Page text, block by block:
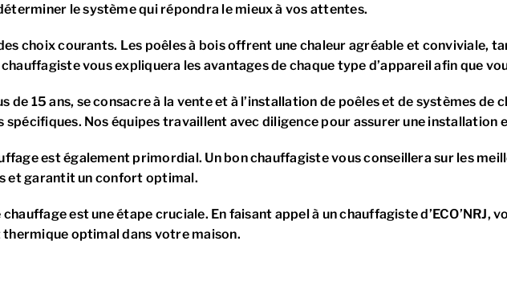
le système qui répondra le mieux à vos attentes.
choix courants. Les poêles à bois offrent une chaleur agréable et conviviale,
vous expliquera les avantages de chaque type d’appareil afin que
de 15 ans, se consacre à la vente et à l’installation de poêles et de systèmes
spécifiques. Nos équipes travaillent avec diligence pour assurer une installation
est également primordial. Un bon chauffagiste vous conseillera sur les
et garantit un confort optimal.
est une étape cruciale. En faisant appel à un chauffagiste d’ECO’NRJ,
optimal dans votre maison.